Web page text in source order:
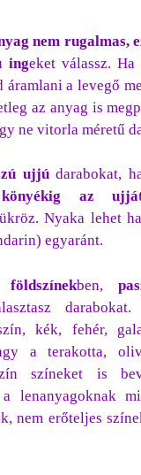
nem rugalmas,
ingeket válassz.
áramlani a levegő
az anyag is
ne vitorla méretű
ujjúdarabokat,
az
Nyaka lehet
egyaránt.
földszínekben,
darabokat.
kék, fehér,
a terakotta,
színeket is
lenanyagoknak
nem erőteljes